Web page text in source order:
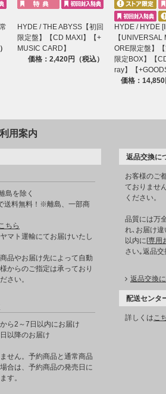
HYDE / THE ABYSS【初回
限定盤】【CD MAXI】【+
MUSIC CARD】
価格：2,420円（税込）
HYDE / HYDE
【UNIVERSAL
ORE限定盤】
限定BOX】【
ray】【
価格：14,850
用案内
島を除く
送料無料！※離島、一部商
ちら
マト運輸にてお届けいたし
品やお届け先によって自動
からのご指定は承っており
さい。
ら2～7日以内にお届け
以降のお届け
せん。予約商品と通常商品
合は、予約商品の発売日に
す。
返品交換に
お客様のご
ておりませ
ください。
品質には万
れ､お届け
以内に[専用
さい｡返品交
返品交換
配送センタ
詳しくは こ